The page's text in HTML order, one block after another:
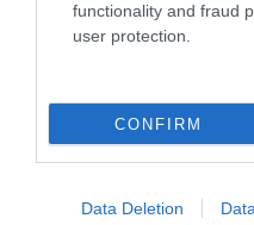
functionality and fraud
user protection.
CONFIRM
Data Deletion